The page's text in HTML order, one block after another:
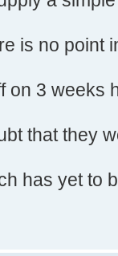
is no point
on 3 weeks
that they
has yet to